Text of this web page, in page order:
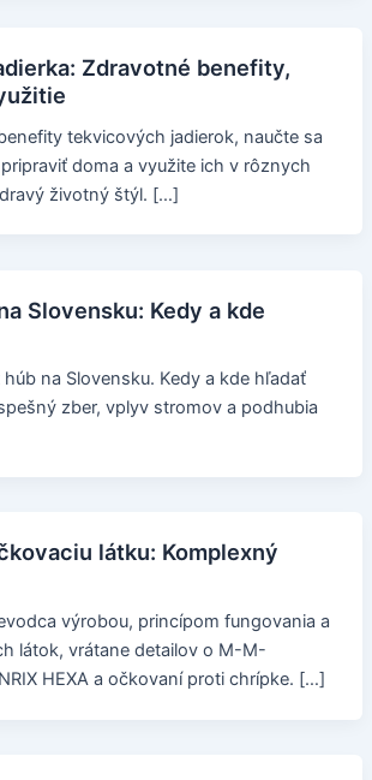
Zdravotné benefity,
tekvicových jadierok, naučte sa
doma a využite ich v rôznych
životný štýl. […]
Slovensku: Kedy a kde
na Slovensku. Kedy a kde hľadať
zber, vplyv stromov a podhubia
látku: Komplexný
výrobou, princípom fungovania a
látok, vrátane detailov o M-M-
HEXA a očkovaní proti chrípke. […]